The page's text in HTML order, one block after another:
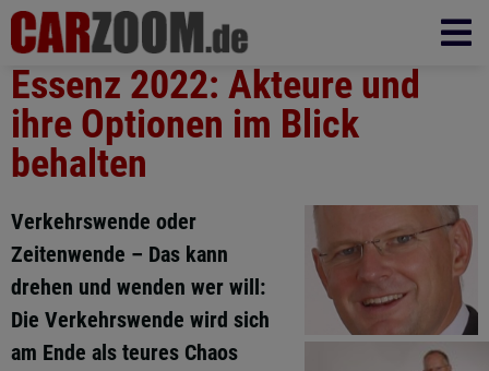
Essenz 2022: Akteure und
ihre Optionen im Blick
behalten
Verkehrswende oder
Zeitenwende – Das kann
drehen und wenden wer will:
Die Verkehrswende wird sich
am Ende als teures Chaos